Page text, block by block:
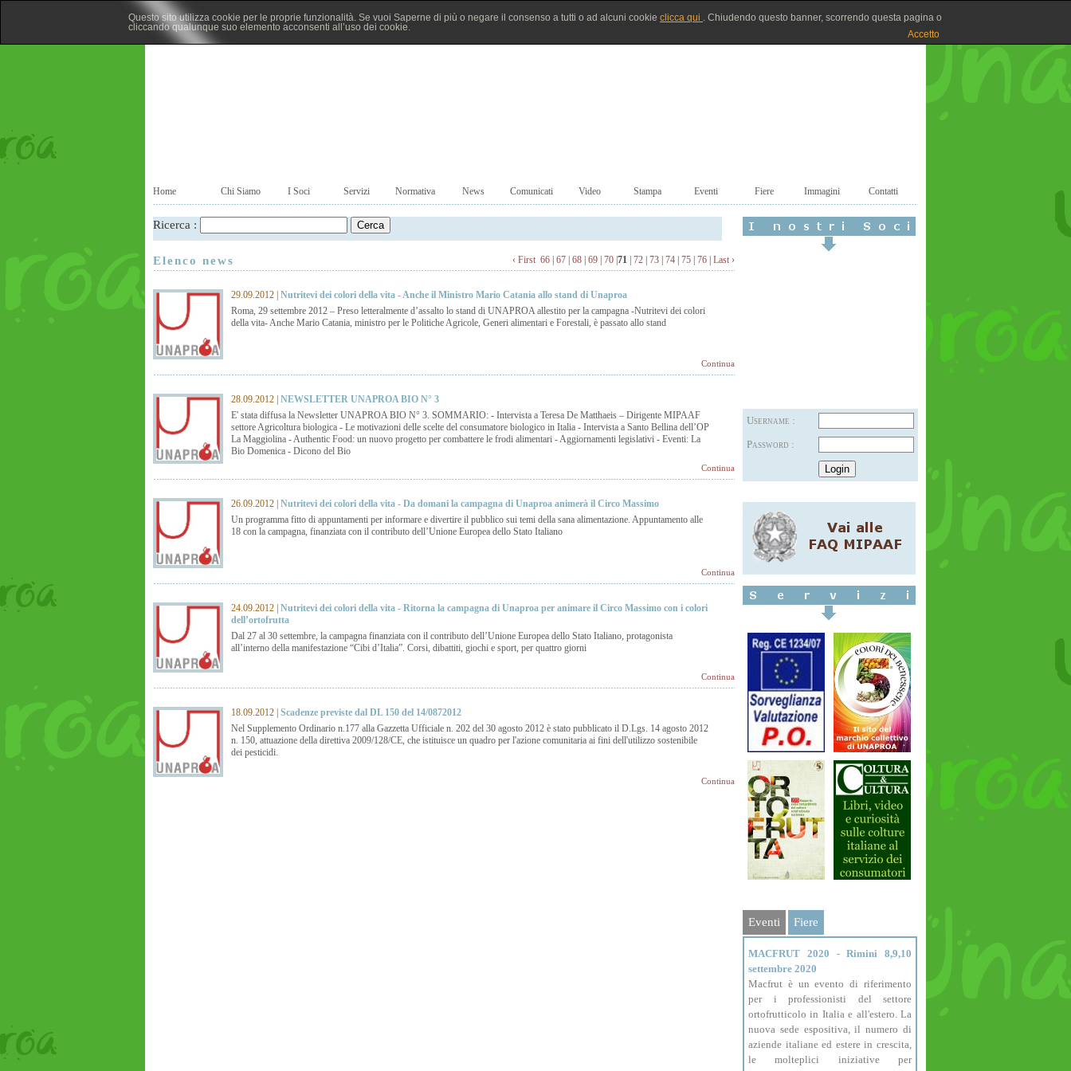
Questo sito utilizza cookie per le proprie funzionalità. Se vuoi Saperne di più o negare il consenso a tutti o ad alcuni cookie clicca qui . Chiudendo questo banner, scorrendo questa pagina o
cliccando qualunque suo elemento acconsenti all’uso dei cookie.
Accetto
Home Chi Siamo I Soci Servizi Normativa News Comunicati Video Stampa Eventi Fiere Immagini Contatti
Ricerca :
Elenco news ‹ First 66 67 68 69 70 71 72 73 74 75 76 Last ›
29.09.2012 Nutritevi dei colori della vita - Anche il Ministro Mario Catania allo stand di Unaproa
Roma, 29 settembre 2012 – Preso letteralmente d’assalto lo stand di UNAPROA allestito per la campagna -Nutritevi dei colori
della vita- Anche Mario Catania, ministro per le Politiche Agricole, Generi alimentari e Forestali, è passato allo stand
Continua
28.09.2012 NEWSLETTER UNAPROA BIO N° 3
E' stata diffusa la Newsletter UNAPROA BIO N° 3. SOMMARIO: - Intervista a Teresa De Matthaeis – Dirigente MIPAAF
settore Agricoltura biologica - Le motivazioni delle scelte del consumatore biologico in Italia - Intervista a Santo Bellina dell’OP
La Maggiolina - Authentic Food: un nuovo progetto per combattere le frodi alimentari - Aggiornamenti legislativi - Eventi: La
Bio Domenica - Dicono del Bio
Continua
26.09.2012 Nutritevi dei colori della vita - Da domani la campagna di Unaproa animerà il Circo Massimo
Un programma fitto di appuntamenti per informare e divertire il pubblico sui temi della sana alimentazione. Appuntamento alle
18 con la campagna, finanziata con il contributo dell’Unione Europea dello Stato Italiano
Continua
24.09.2012 Nutritevi dei colori della vita - Ritorna la campagna di Unaproa per animare il Circo Massimo con i colori
dell’ortofrutta
Dal 27 al 30 settembre, la campagna finanziata con il contributo dell’Unione Europea dello Stato Italiano, protagonista
all’interno della manifestazione “Cibi d’Italia”. Corsi, dibattiti, giochi e sport, per quattro giorni
Continua
18.09.2012 Scadenze previste dal DL 150 del 14/0872012
Nel Supplemento Ordinario n.177 alla Gazzetta Ufficiale n. 202 del 30 agosto 2012 è stato pubblicato il D.Lgs. 14 agosto 2012
n. 150, attuazione della direttiva 2009/128/CE, che istituisce un quadro per l'azione comunitaria ai fini dell'utilizzo sostenibile
dei pesticidi.
Continua
Username :
Password :
Eventi Fiere
MACFRUT 2020 - Rimini 8,9,10
settembre 2020
Macfrut è un evento di riferimento
per i professionisti del settore
ortofrutticolo in Italia e all'estero. La
nuova sede espositiva, il numero di
aziende italiane ed estere in crescita,
le molteplici iniziative per